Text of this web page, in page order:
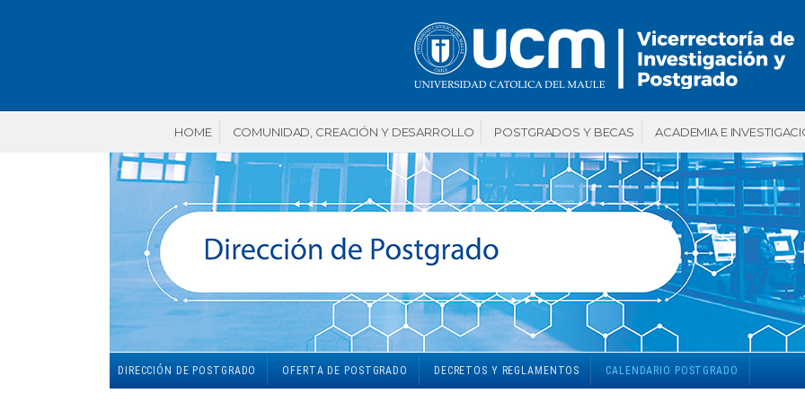
HOME COMUNIDAD, CREACIÓN Y DESARROLLO POSTGRADOS Y BECAS ACADEMIA E
DIRECCIÓN DE POSTGRADO OFERTA DE POSTGRADO DECRETOS Y REGLAMENTOS CALENDARIO POSTGRADO